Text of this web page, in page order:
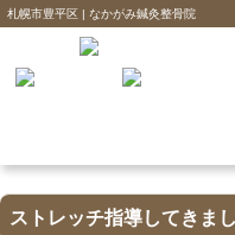
札幌市豊平区 | なかがみ鍼灸整骨院
ストレッチ指導してきまし